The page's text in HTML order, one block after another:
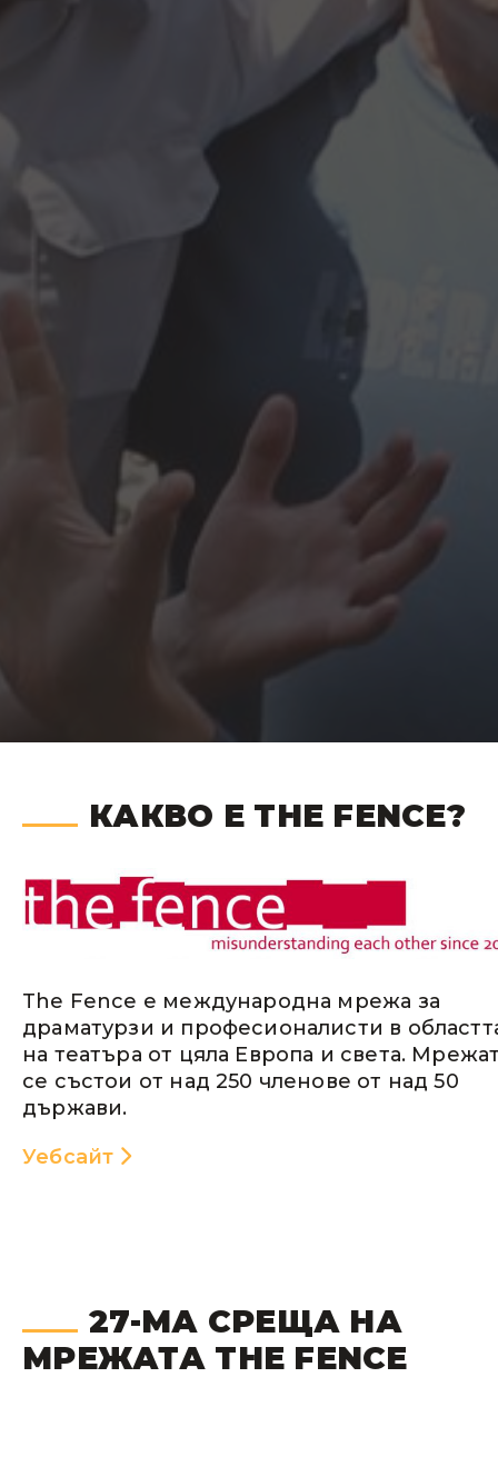
КАКВО Е THE FENCE?
The Fence е международна мрежа за
драматурзи и професионалисти в
на театъра от цяла Европа и света.
се състои от над 250 членове от над 50
държави.
Уебсайт
27-МА СРЕЩА НА
МРЕЖАТА THE FENCE